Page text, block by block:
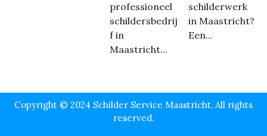
professioneel
schildersbedrij
f in
Maastricht...
schilderwerk
in Maastricht?
Een...
Copyright © 2024 Schilder Service Maastricht, All rights
reserved.